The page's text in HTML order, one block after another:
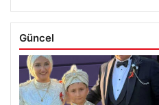
Güncel